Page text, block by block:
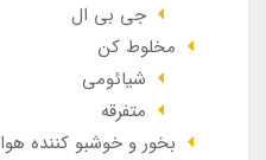
جی بی ال
مخلوط کن
شیائومی
متفرقه
بخور و خوشبو کننده هوا